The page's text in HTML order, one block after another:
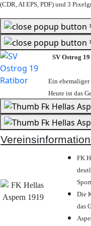
(CDR, AI EPS, PDF) und 3
SV Ostrog
Ein ehemaliger
Heute ist das
FK
Die
das